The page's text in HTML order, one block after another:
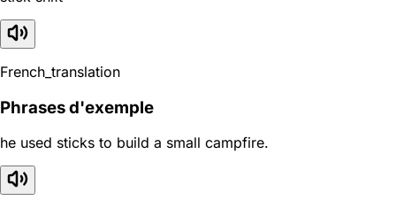
French_translation
Phrases d'exemple
he used sticks to build a small campfire.